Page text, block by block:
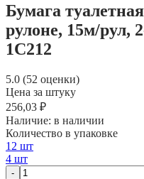
Бумага
рулоне, 15м/рул,
1С212
5.0 (52 оценки)
Цена за штуку
256,03 ₽
Наличие: в наличии
Количество в упаковке
12 шт
4 шт
-